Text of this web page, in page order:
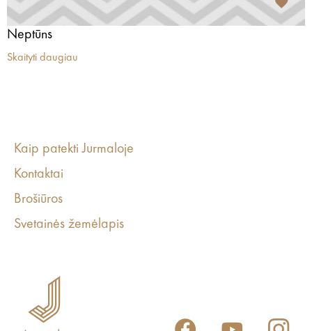
Neptūns
Skaityti daugiau
Kaip patekti Jurmaloje
Kontaktai
Brošiūros
Svetainės žemėlapis